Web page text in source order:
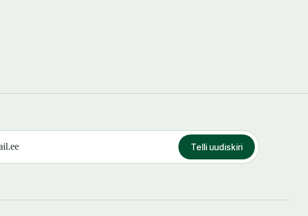
Telli uudiskiri